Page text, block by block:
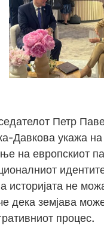
Петр
укажа на
на европскиот
историјата не
дека земјава
процес.